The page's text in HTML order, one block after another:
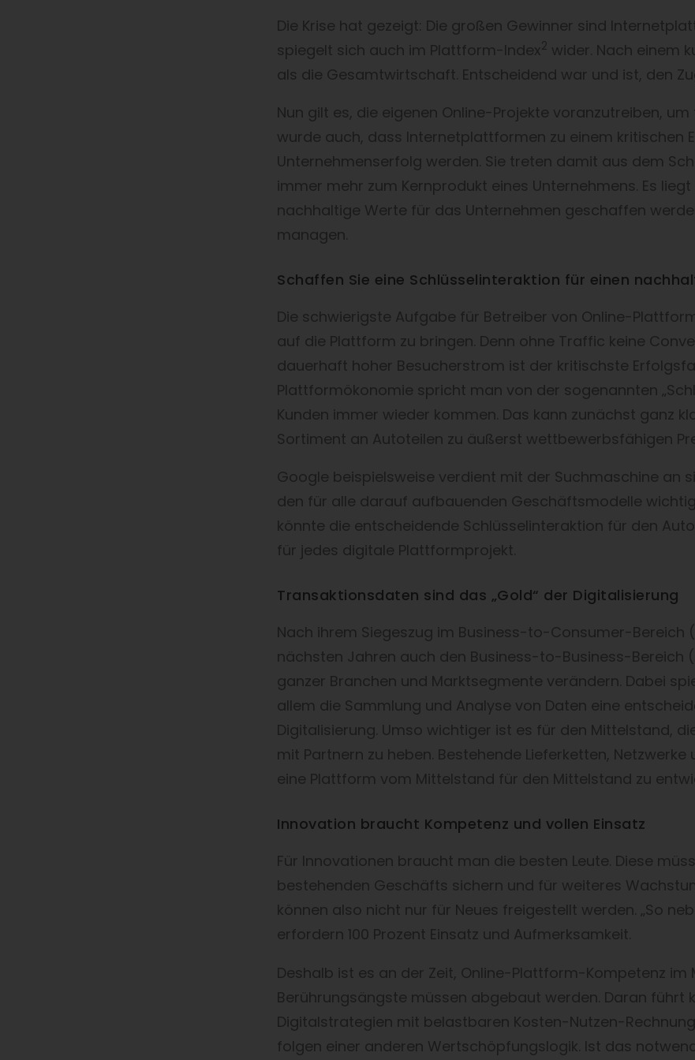
Die Krise hat gezeigt: Die großen Gewinner sind
spiegelt sich auch im Plattform-Index2 wider. Nach einem
als die Gesamtwirtschaft. Entscheidend war und ist, den
Nun gilt es, die eigenen Online-Projekte voranzutreiben,
wurde auch, dass Internetplattformen zu einem kritischen
Unternehmenserfolg werden. Sie treten damit aus dem
immer mehr zum Kernprodukt eines Unternehmens. Es
nachhaltige Werte für das Unternehmen geschaffen
managen.
Schaffen Sie eine Schlüsselinteraktion für einen
Die schwierigste Aufgabe für Betreiber von Online-
auf die Plattform zu bringen. Denn ohne Traffic keine
dauerhaft hoher Besucherstrom ist der kritischste
Plattformökonomie spricht man von der sogenannten
Kunden immer wieder kommen. Das kann zunächst ganz
Sortiment an Autoteilen zu äußerst wettbewerbsfähigen
Google beispielsweise verdient mit der Suchmaschine an
den für alle darauf aufbauenden Geschäftsmodelle
könnte die entscheidende Schlüsselinteraktion für den
für jedes digitale Plattformprojekt.
Transaktionsdaten sind das „Gold“ der Digitalisierung
Nach ihrem Siegeszug im Business-to-Consumer-
nächsten Jahren auch den Business-to-Business-Bereich
ganzer Branchen und Marktsegmente verändern. Dabei
allem die Sammlung und Analyse von Daten eine
Digitalisierung. Umso wichtiger ist es für den Mittelstand,
mit Partnern zu heben. Bestehende Lieferketten,
eine Plattform vom Mittelstand für den Mittelstand zu
Innovation braucht Kompetenz und vollen Einsatz
Für Innovationen braucht man die besten Leute. Diese
bestehenden Geschäfts sichern und für weiteres
können also nicht nur für Neues freigestellt werden. „So
erfordern 100 Prozent Einsatz und Aufmerksamkeit.
Deshalb ist es an der Zeit, Online-Plattform-Kompetenz
Berührungsängste müssen abgebaut werden. Daran führt
Digitalstrategien mit belastbaren Kosten-Nutzen-
folgen einer anderen Wertschöpfungslogik. Ist das